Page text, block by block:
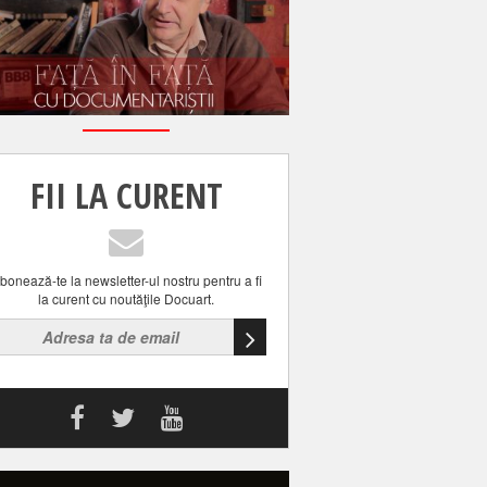
FII LA CURENT
te la newsletter-ul nostru pentru a fi
la curent cu noutăţile Docuart.